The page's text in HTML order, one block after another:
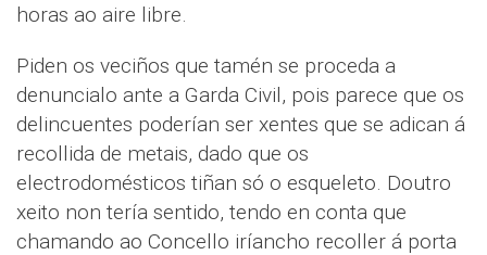
horas ao aire libre.
Piden os veciños que tamén se proceda a
denuncialo ante a Garda Civil, pois parece que os
delincuentes poderían ser xentes que se adican á
recollida de metais, dado que os
electrodomésticos tiñan só o esqueleto. Doutro
xeito non tería sentido, tendo en conta que
chamando ao Concello iríancho recoller á porta